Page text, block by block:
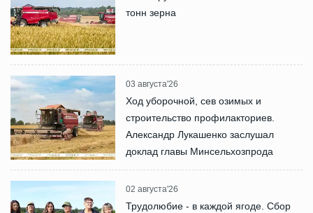
тонн зерна
03 августа'26
Ход уборочной, сев озимых и
строительство профилакториев.
Александр Лукашенко заслушал
доклад главы Минсельхозпрода
02 августа'26
Трудолюбие - в каждой ягоде. Сбор